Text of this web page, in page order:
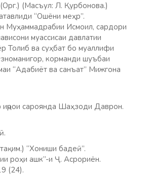
(Масъул: Л. Қурбонова.)
“Ошёни меҳр”.
Муҳаммадрабии Исмоил, сардори
муассисаи давлатии
Толиб ва суҳбат бо муаллифи
корманди шуъбаи
“Адабиёт ва санъат” Мижгона
сароянда Шаҳзоди Даврон.
“Хониши бадеӣ”.
роҳи ашк”-и Ҷ. Асрориён.
(24).